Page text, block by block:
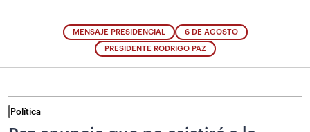
MENSAJE PRESIDENCIAL 6 DE AGOSTO
PRESIDENTE RODRIGO PAZ
Política